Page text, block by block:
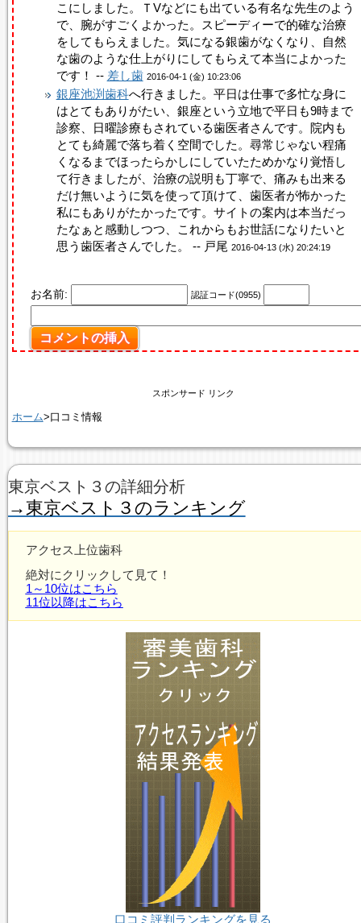
こにしました。ＴVなどにも出ている有名な先生のよう
で、腕がすごくよかった。スピーディーで的確な治療
をしてもらえました。気になる銀歯がなくなり、自然
な歯のような仕上がりにしてもらえて本当によかった
です！ -- 差し歯 2016-04-1 (金) 10:23:06
銀座池渕歯科へ行きました。平日は仕事で多忙な身に
はとてもありがたい、銀座という立地で平日も9時まで
診察、日曜診療もされている歯医者さんです。院内も
とても綺麗で落ち着く空間でした。尋常じゃない程痛
くなるまでほったらかしにしていたためかなり覚悟し
て行きましたが、治療の説明も丁寧で、痛みも出来る
だけ無いように気を使って頂けて、歯医者が怖かった
私にもありがたかったです。サイトの案内は本当だっ
たなぁと感動しつつ、これからもお世話になりたいと
思う歯医者さんでした。 -- 戸尾 2016-04-13 (水) 20:24:19
お名前: 認証コード(0955)
スポンサード リンク
ホーム>口コミ情報
東京ベスト３の詳細分析
→東京ベスト３のランキング
アクセス上位歯科
絶対にクリックして見て！
1～10位はこちら
11位以降はこちら
口コミ評判ランキングを見る